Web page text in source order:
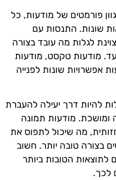
פורמטים של מודעות, כל
שונות. התנסות עם
לגלות מה עובד בצורה
מודעות טקסט, מודעות
אפשרויות שונות לפנייה
להיות דרך יעילה להעברת
ומושכת. מודעות תמונה
מה שיכול לתפוס את
טובה יותר. חשוב
לתוצאות הטובות ביותר
לכך.